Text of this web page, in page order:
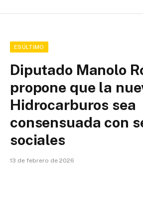
ESÚLTIMO
Diputado Manolo
propone que la
Hidrocarburos sea
consensuada con
sociales
13 de febrero de 2026